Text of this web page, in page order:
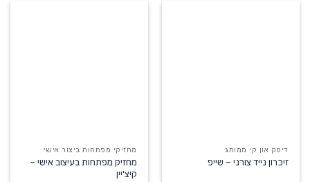
דיסק און קי ממותג
זיכרון נייד צורני – שייפ
מחזיקי מפתחות ביצור אישי
מחזיק מפתחות בעיצוב אישי –
קיצ'יין